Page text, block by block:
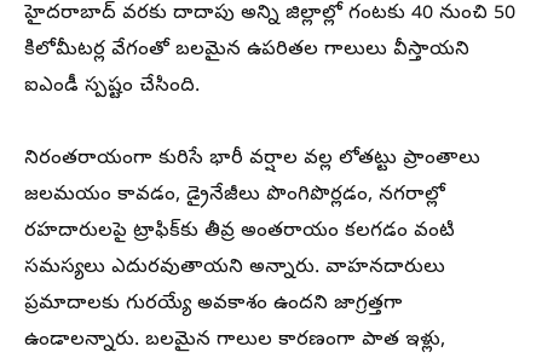
హైదరాబాద్ వరకు దాదాపు అన్ని జిల్లాల్లో గంటకు 40 నుంచి 50
కిలోమీటర్ల వేగంతో బలమైన ఉపరితల గాలులు వీస్తాయని
ఐఎండీ స్పష్టం చేసింది.
నిరంతరాయంగా కురిసే భారీ వర్షాల వల్ల లోతట్టు ప్రాంతాలు
జలమయం కావడం, డ్రైనేజీలు పొంగిపొర్లడం, నగరాల్లో
రహదారులపై ట్రాఫిక్‌కు తీవ్ర అంతరాయం కలగడం వంటి
సమస్యలు ఎదురవుతాయని అన్నారు. వాహనదారులు
ప్రమాదాలకు గురయ్యే అవకాశం ఉందని జాగ్రత్తగా
ఉండాలన్నారు. బలమైన గాలుల కారణంగా పాత ఇళ్లు,